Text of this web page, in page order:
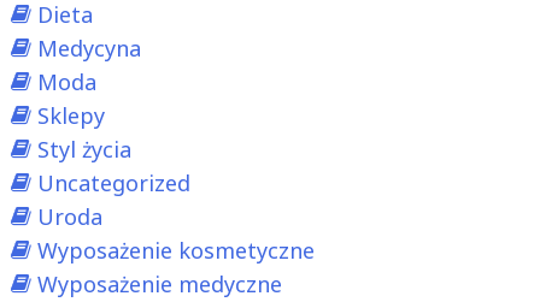
Dieta
Medycyna
Moda
Sklepy
Styl życia
Uncategorized
Uroda
Wyposażenie kosmetyczne
Wyposażenie medyczne